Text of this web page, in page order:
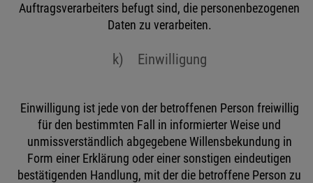
Auftragsverarbeiters befugt sind, die personenbezogenen
Daten zu verarbeiten.
k) Einwilligung
Einwilligung ist jede von der betroffenen Person freiwillig
für den bestimmten Fall in informierter Weise und
unmissverständlich abgegebene Willensbekundung in
Form einer Erklärung oder einer sonstigen eindeutigen
bestätigenden Handlung, mit der die betroffene Person zu